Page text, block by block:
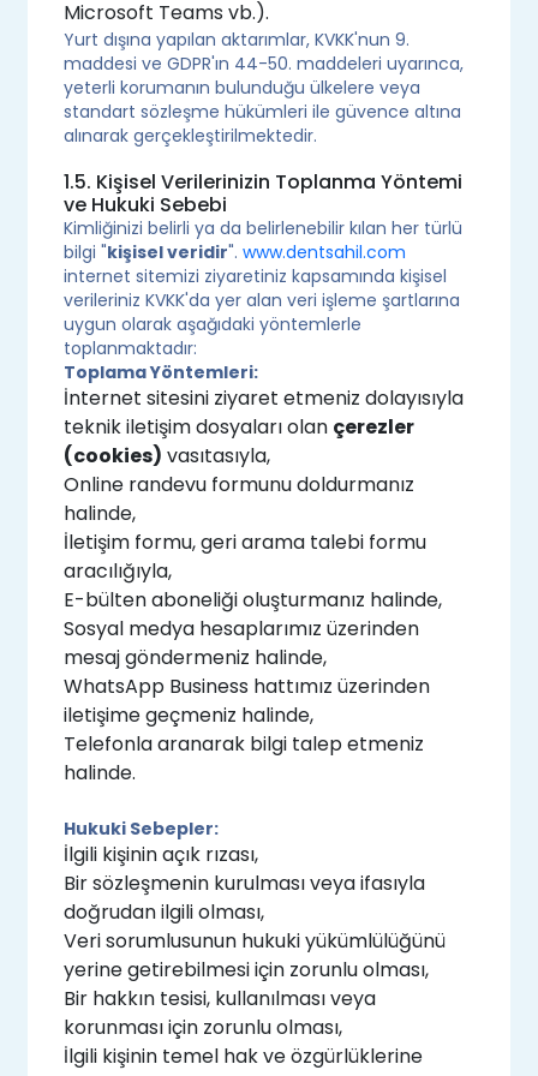
Microsoft Teams vb.).
Yurt dışına yapılan aktarımlar, KVKK'nun 9.
maddesi ve GDPR'ın 44-50. maddeleri uyarınca,
yeterli korumanın bulunduğu ülkelere veya
standart sözleşme hükümleri ile güvence altına
alınarak gerçekleştirilmektedir.
1.5. Kişisel Verilerinizin Toplanma Yöntemi
ve Hukuki Sebebi
Kimliğinizi belirli ya da belirlenebilir kılan her türlü
bilgi "kişisel veridir".www.dentsahil.com
internet sitemizi ziyaretiniz kapsamında kişisel
verileriniz KVKK'da yer alan veri işleme şartlarına
uygun olarak aşağıdaki yöntemlerle
toplanmaktadır:
Toplama Yöntemleri:
İnternet sitesini ziyaret etmeniz dolayısıyla
teknik iletişim dosyaları olan çerezler
(cookies) vasıtasıyla,
Online randevu formunu doldurmanız
halinde,
İletişim formu, geri arama talebi formu
aracılığıyla,
E-bülten aboneliği oluşturmanız halinde,
Sosyal medya hesaplarımız üzerinden
mesaj göndermeniz halinde,
WhatsApp Business hattımız üzerinden
iletişime geçmeniz halinde,
Telefonla aranarak bilgi talep etmeniz
halinde.
Hukuki Sebepler:
İlgili kişinin açık rızası,
Bir sözleşmenin kurulması veya ifasıyla
doğrudan ilgili olması,
Veri sorumlusunun hukuki yükümlülüğünü
yerine getirebilmesi için zorunlu olması,
Bir hakkın tesisi, kullanılması veya
korunması için zorunlu olması,
İlgili kişinin temel hak ve özgürlüklerine